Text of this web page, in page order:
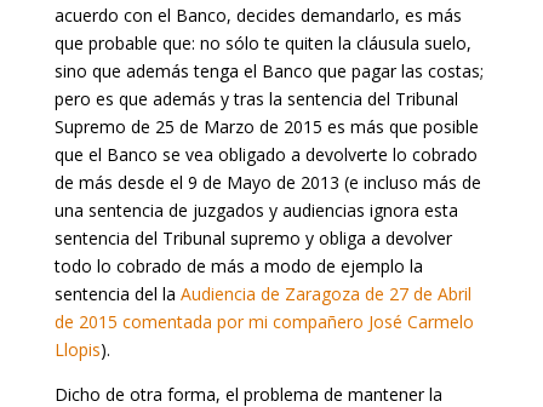
acuerdo con el Banco, decides demandarlo, es más
que probable que: no sólo te quiten la cláusula suelo,
sino que además tenga el Banco que pagar las costas;
pero es que además y tras la sentencia del Tribunal
Supremo de 25 de Marzo de 2015 es más que posible
que el Banco se vea obligado a devolverte lo cobrado
de más desde el 9 de Mayo de 2013 (e incluso más de
una sentencia de juzgados y audiencias ignora esta
sentencia del Tribunal supremo y obliga a devolver
todo lo cobrado de más a modo de ejemplo la
sentencia del la Audiencia de Zaragoza de 27 de Abril
de 2015 comentada por mi compañero José Carmelo
Llopis).
Dicho de otra forma, el problema de mantener la